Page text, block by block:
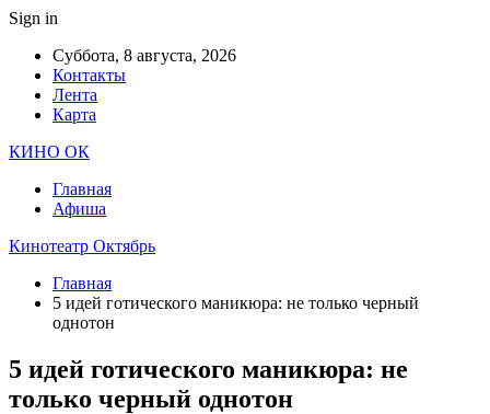
Sign in
Суббота, 8 августа, 2026
Контакты
Лента
Карта
КИНО ОК
Главная
Афиша
Кинотеатр Октябрь
Главная
5 идей готического маникюра: не только черный
однотон
5 идей готического маникюра: не
только черный однотон